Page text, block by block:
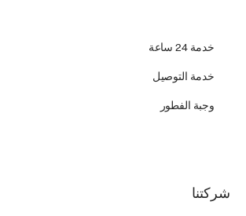
خدمة 24 ساعة
خدمة التوصيل
وجبة الفطور
شركتنا